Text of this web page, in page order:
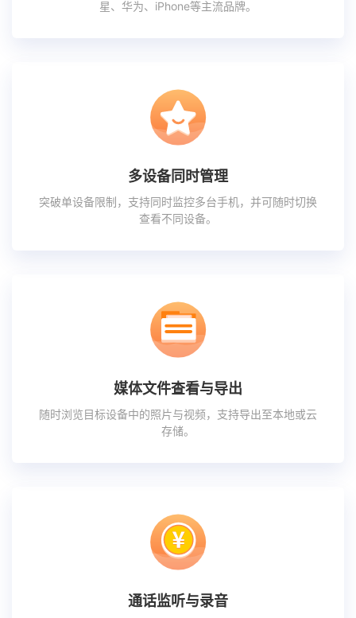
星、华为、iPhone等主流品牌。
多设备同时管理
突破单设备限制，支持同时监控多台手机，并可随时切换
查看不同设备。
媒体文件查看与导出
随时浏览目标设备中的照片与视频，支持导出至本地或云
存储。
通话监听与录音